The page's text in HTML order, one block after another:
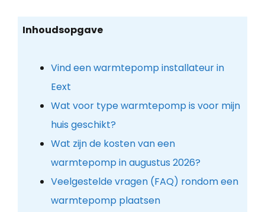
Inhoudsopgave
Vind een warmtepomp installateur in
Eext
Wat voor type warmtepomp is voor mijn
huis geschikt?
Wat zijn de kosten van een
warmtepomp in augustus 2026?
Veelgestelde vragen (FAQ) rondom een
warmtepomp plaatsen